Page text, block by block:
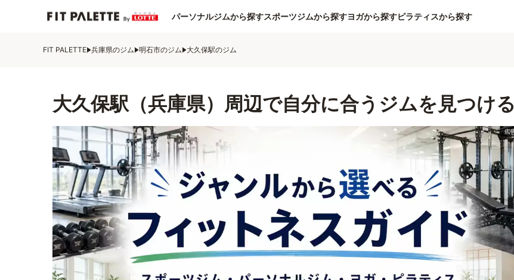
パーソナルジムから探すスポーツジムから探すヨガから探すピラティスから探す
FIT PALETTE 兵庫県のジム 明石市のジム 大久保駅のジム
大久保駅（兵庫県）周辺で自分に合うジムを見つける